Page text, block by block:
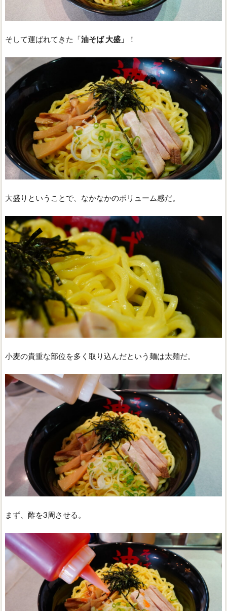
そして運ばれてきた「油そば 大盛」 ！
大盛りということで、なかなかのボリューム感だ。
小麦の貴重な部位を多く取り込んだという麺は太麺だ。
まず、酢を3周させる。